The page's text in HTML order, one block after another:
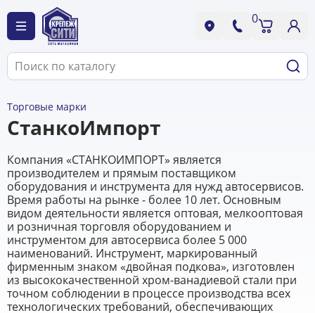
0
Торговые марки
СтанкоИмпорт
Компания «СТАНКОИМПОРТ» является
производителем и прямым поставщиком
оборудования и инструмента для нужд автосервисов.
Время работы на рынке - более 10 лет. Основным
видом деятельности является оптовая, мелкооптовая
и розничная торговля оборудованием и
инструментом для автосервиса более 5 000
наименований. Инструмент, маркированный
фирменным знаком «двойная подкова», изготовлен
из высококачественной хром-ванадиевой стали при
точном соблюдении в процессе производства всех
технологических требований, обеспечивающих